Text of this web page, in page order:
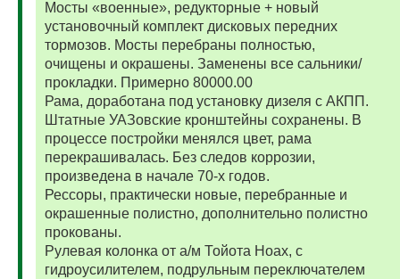
Мосты «военные», редукторные + новый
установочный комплект дисковых передних
тормозов. Мосты перебраны полностью,
очищены и окрашены. Заменены все сальники/
прокладки. Примерно 80000.00
Рама, доработана под установку дизеля с АКПП.
Штатные УАЗовские кронштейны сохранены. В
процессе постройки менялся цвет, рама
перекрашивалась. Без следов коррозии,
произведена в начале 70-х годов.
Рессоры, практически новые, перебранные и
окрашенные полистно, дополнительно полистно
прокованы.
Рулевая колонка от а/м Тойота Ноах, с
гидроусилителем, подрульным переключателем